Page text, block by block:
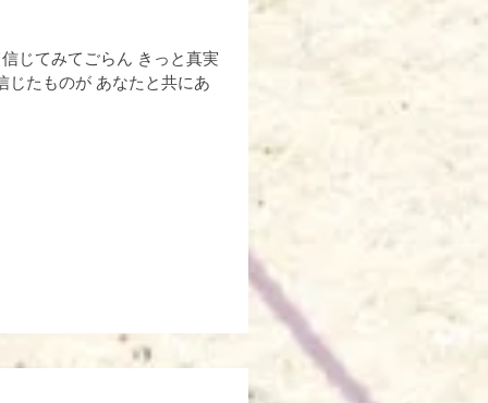
じてみてごらん きっと真実
じたものが あなたと共にあ